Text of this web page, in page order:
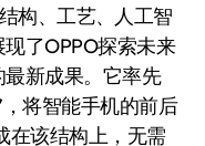
构、工艺、人工智
了OPPO探索未来
新成果。它率先
将智能手机的前后
在该结构上，无需